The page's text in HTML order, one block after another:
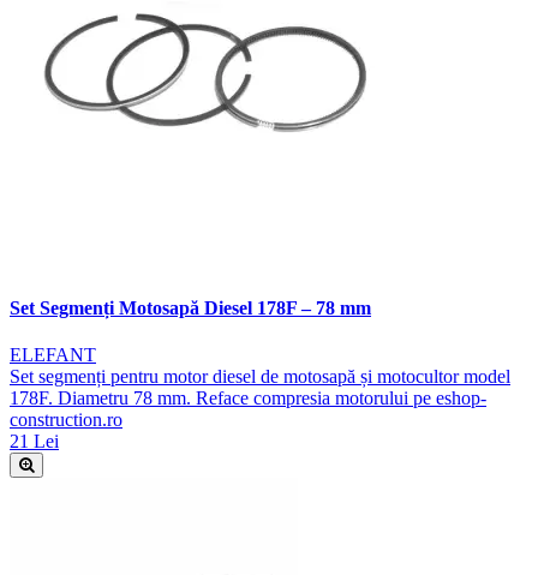
Set Segmenți Motosapă Diesel 178F – 78 mm
ELEFANT
Set segmenți pentru motor diesel de motosapă și motocultor model
178F. Diametru 78 mm. Reface compresia motorului pe eshop-
construction.ro
21 Lei